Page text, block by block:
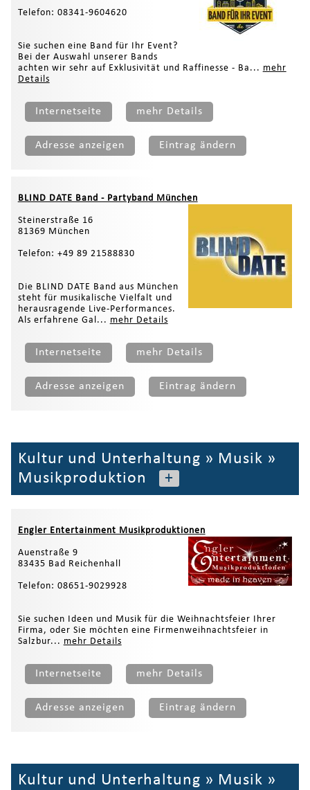
Telefon: 08341-9604620
Sie suchen eine Band für Ihr Event?
Bei der Auswahl unserer Bands
achten wir sehr auf Exklusivität und Raffinesse - Ba... mehr
Details
Internetseite mehr Details
Adresse anzeigen Eintrag ändern
BLIND DATE Band - Partyband München
Steinerstraße 16
81369 München
Telefon: +49 89 21588830
Die BLIND DATE Band aus München
steht für musikalische Vielfalt und
herausragende Live-Performances.
Als erfahrene Gal... mehr Details
Internetseite mehr Details
Adresse anzeigen Eintrag ändern
Kultur und Unterhaltung » Musik »
Musikproduktion
+
Engler Entertainment Musikproduktionen
Auenstraße 9
83435 Bad Reichenhall
Telefon: 08651-9029928
Sie suchen Ideen und Musik für die Weihnachtsfeier Ihrer
Firma, oder Sie möchten eine Firmenweihnachtsfeier in
Salzbur... mehr Details
Internetseite mehr Details
Adresse anzeigen Eintrag ändern
Kultur und Unterhaltung » Musik »